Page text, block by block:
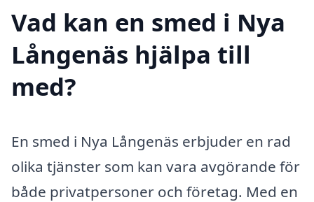
Vad kan en smed i Nya
Långenäs hjälpa till
med?
En smed i Nya Långenäs erbjuder en rad
olika tjänster som kan vara avgörande för
både privatpersoner och företag. Med en